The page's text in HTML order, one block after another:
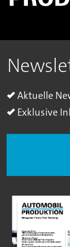
Aktuelle
Exklusive